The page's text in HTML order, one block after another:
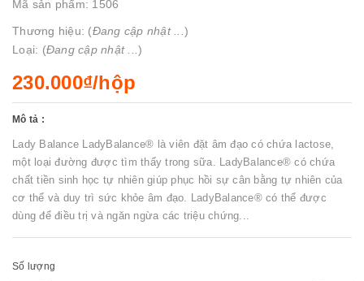
Mã sản phẩm: 1506
Thương hiệu: (Đang cập nhật ... )
Loại: (Đang cập nhật ... )
230.000₫/hộp
Mô tả :
Lady Balance LadyBalance® là viên đặt âm đạo có chứa lactose,
một loại đường được tìm thấy trong sữa. LadyBalance® có chứa
chất tiền sinh học tự nhiên giúp phục hồi sự cân bằng tự nhiên của
cơ thể và duy trì sức khỏe âm đạo. LadyBalance® có thể được
dùng để điều trị và ngăn ngừa các triệu chứng...
Số lượng